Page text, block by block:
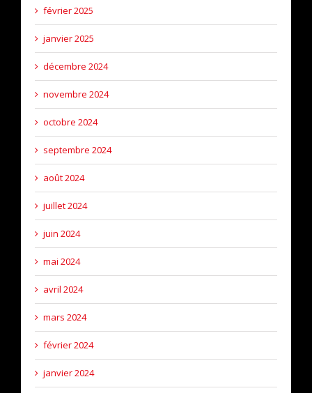
février 2025
janvier 2025
décembre 2024
novembre 2024
octobre 2024
septembre 2024
août 2024
juillet 2024
juin 2024
mai 2024
avril 2024
mars 2024
février 2024
janvier 2024